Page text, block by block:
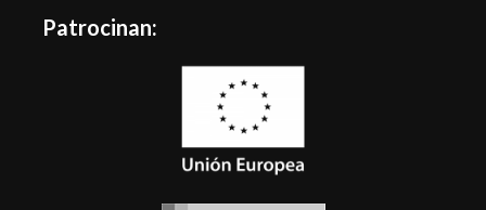
Patrocinan: